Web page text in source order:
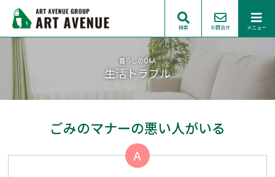
検索 お問合せ メニュー
暮らしのQ&A
生活トラブル
ごみのマナーの悪い人がいる
A